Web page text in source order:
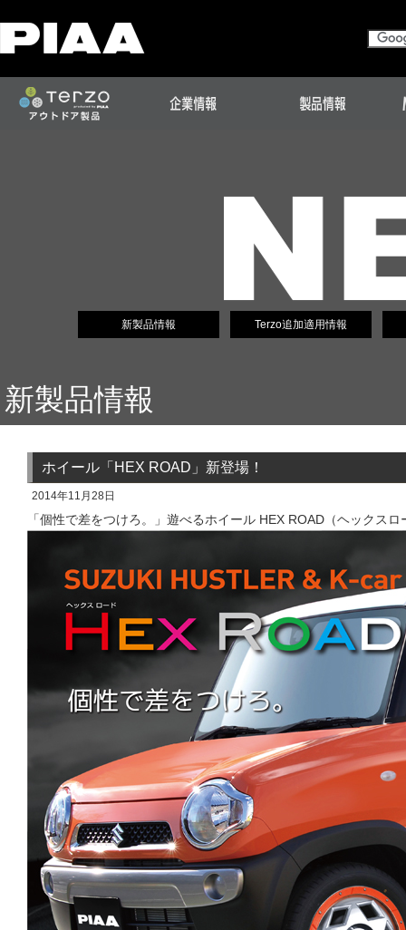
新製品情報 Terzo追加適用情報
新製品情報
ホイール「HEX ROAD」新登場！
2014年11月28日
「個性で差をつけろ。」遊べるホイール HEX ROAD（ヘックス